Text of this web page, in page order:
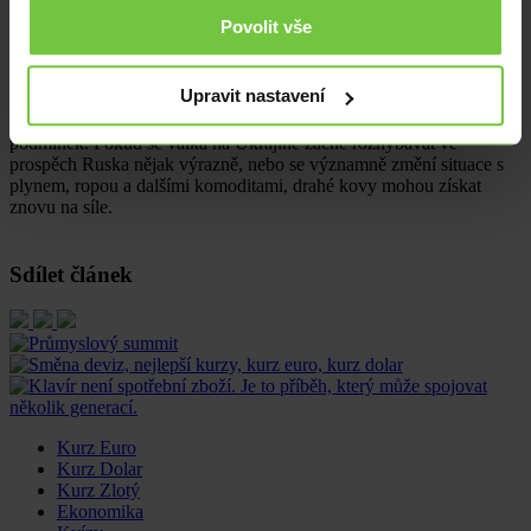
Povolit vše
Upravit nastavení
už nemusely jít nahoru, budou nutně znamenat, že se opět roztočí
spirála půjčování si a to platí i o investorech a jejich pozornost se v
takovém případě bude upínat k rizikovějším a tím pádem k
Vše však platí jen při ceteris paribus, tedy za jinak nezměněných
podmínek. Pokud se válka na Ukrajině začne rozhýbávat ve
prospěch Ruska nějak výrazně, nebo se významně změní situace s
plynem, ropou a dalšími komoditami, drahé kovy mohou získat
znovu na síle.
Sdílet článek
Kurz Euro
Kurz Dolar
Kurz Zlotý
Ekonomika